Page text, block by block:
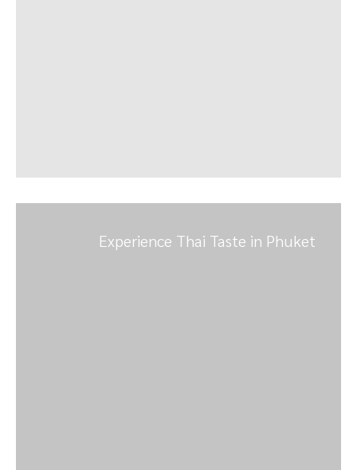
Experience Thai Taste in Phuket